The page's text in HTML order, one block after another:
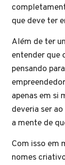
que deve ter
Além de ter
entender que
pensando
apenas em si
deveria ser
a mente de
Com isso em
nomes